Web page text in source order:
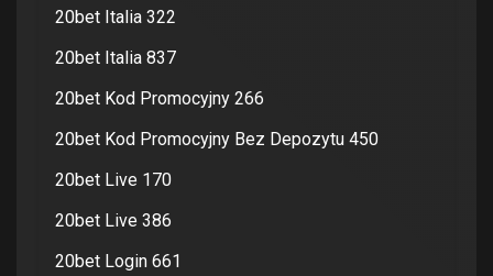
20bet Italia 322
20bet Italia 837
20bet Kod Promocyjny 266
20bet Kod Promocyjny Bez Depozytu 450
20bet Live 170
20bet Live 386
20bet Login 661